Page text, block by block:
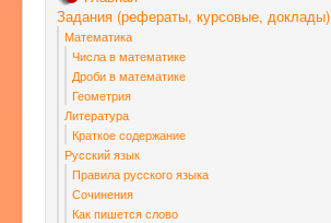
Задания (рефераты, курсовые, доклады)
Математика
Числа в математике
Дроби в математике
Геометрия
Литература
Краткое содержание
Русский язык
Правила русского языка
Сочинения
Как пишется слово